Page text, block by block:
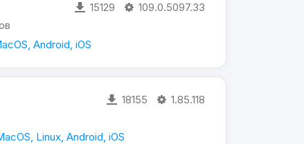
Android, iOS
15129 109.0.5097.33
Linux, Android, iOS
18155 1.85.118